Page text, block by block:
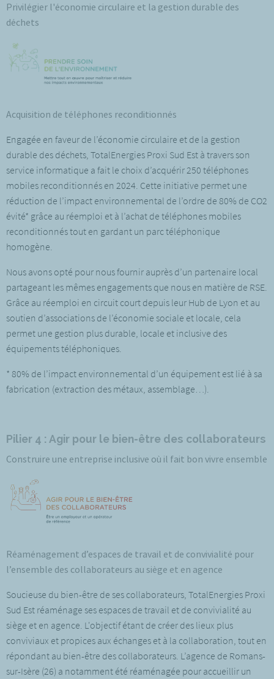
Privilégier l'économie circulaire et la gestion durable des
déchets
Acquisition de téléphones reconditionnés
Engagée en faveur de l’économie circulaire et de la gestion
durable des déchets, TotalEnergies Proxi Sud Est à travers son
service informatique a fait le choix d’acquérir 250 téléphones
mobiles reconditionnés en 2024. Cette initiative permet une
réduction de l’impact environnemental de l’ordre de 80% de CO2
évité* grâce au réemploi et à l’achat de téléphones mobiles
reconditionnés tout en gardant un parc téléphonique
homogène.
Nous avons opté pour nous fournir auprès d’un partenaire local
partageant les mêmes engagements que nous en matière de RSE.
Grâce au réemploi en circuit court depuis leur Hub de Lyon et au
soutien d’associations de l’économie sociale et locale, cela
permet une gestion plus durable, locale et inclusive des
équipements téléphoniques.
* 80% de l’impact environnemental d’un équipement est lié à sa
fabrication (extraction des métaux, assemblage…).
Pilier 4 : Agir pour le bien-être des collaborateurs
Construire une entreprise inclusive où il fait bon vivre ensemble
Réaménagement d’espaces de travail et de convivialité pour
l’ensemble des collaborateurs au siège et en agence
Soucieuse du bien-être de ses collaborateurs, TotalEnergies Proxi
Sud Est réaménage ses espaces de travail et de convivialité au
siège et en agence. L'objectif étant de créer des lieux plus
conviviaux et propices aux échanges et à la collaboration, tout en
répondant au bien-être des collaborateurs. L’agence de Romans-
sur-Isère (26) a notamment été réaménagée pour accueillir un